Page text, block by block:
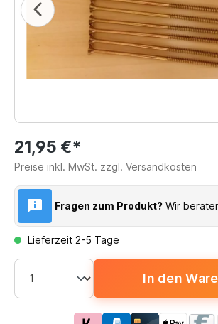
21,95 €*
Preise inkl. MwSt. zzgl. Versandkosten
Fragen zum Produkt? Wir
Lieferzeit 2-5 Tage
In den